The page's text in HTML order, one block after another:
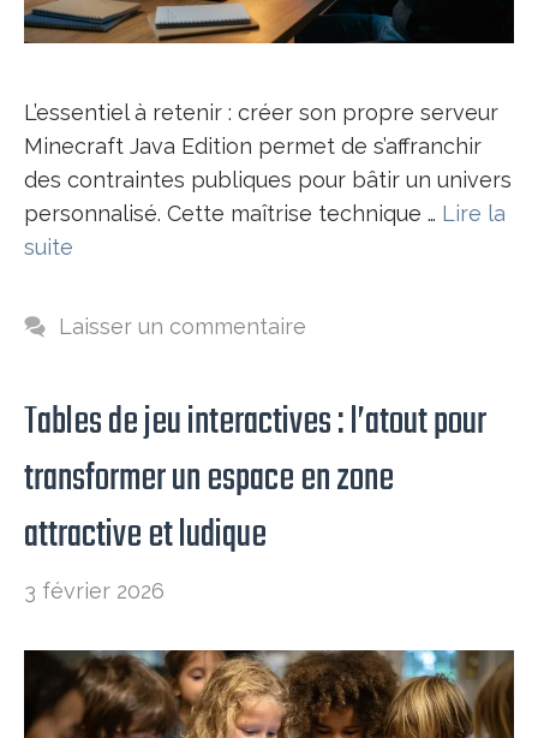
L’essentiel à retenir : créer son propre serveur
Minecraft Java Edition permet de s’affranchir
des contraintes publiques pour bâtir un univers
personnalisé. Cette maîtrise technique … Lire la
suite
Laisser un commentaire
Tables de jeu interactives : l’atout pour
transformer un espace en zone
attractive et ludique
3 février 2026